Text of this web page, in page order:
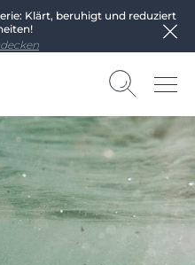
Klärt, beruhigt und reduziert